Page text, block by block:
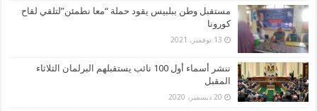
مستقبل وطن ببلبيس يقود حملة “معا نطمئن”لتلقي لقاح
كورونا
13 نوفمبر، 2021
ننشر أسماء أول 100 نائب يستقبلهم البرلمان الثلاثاء
المقبل
20 ديسمبر، 2020